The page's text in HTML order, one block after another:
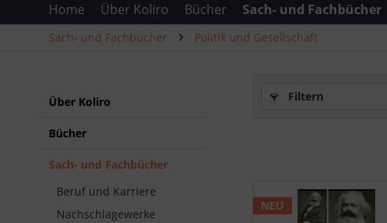
Home Über Koliro Bücher Sach- und Fachbücher
Sach- und Fachbücher Politik und Gesellschaft
Über Koliro
Bücher
Sach- und Fachbücher
Beruf und Karriere
Nachschlagewerke
Filtern
NEU